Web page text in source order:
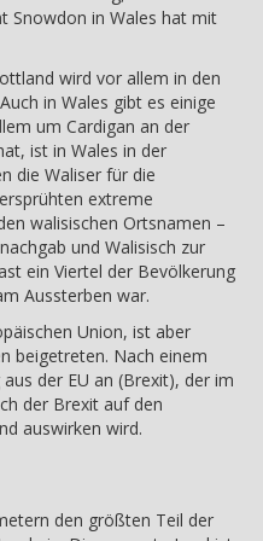
Snowdon in Wales hat mit
wird vor allem in den
in Wales gibt es einige
um Cardigan an der
ist in Wales in der
die Waliser für die
extreme
walisischen Ortsnamen –
und Walisisch zur
ein Viertel der Bevölkerung
Aussterben war.
Union, ist aber
beigetreten. Nach einem
der EU an (Brexit), der im
der Brexit auf den
auswirken wird.
den größten Teil der